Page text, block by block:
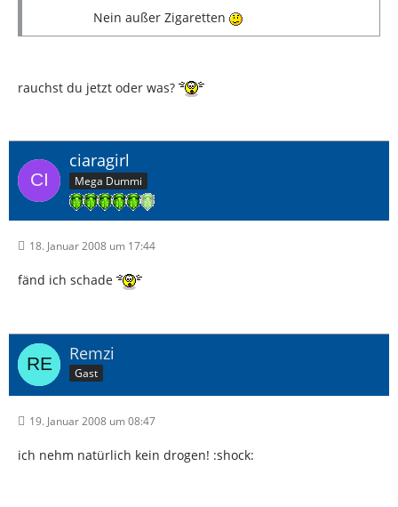
Nein außer Zigaretten
rauchst du jetzt oder was?
ciaragirl
Mega Dummi
18. Januar 2008 um 17:44
fänd ich schade
Remzi
Gast
19. Januar 2008 um 08:47
ich nehm natürlich kein drogen! :shock: